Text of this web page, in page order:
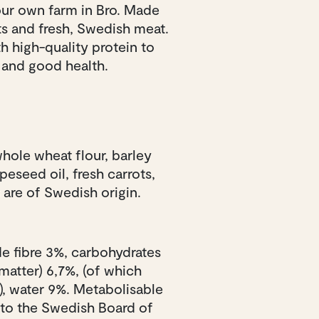
own farm in Bro. Made
and fresh, Swedish meat.
high-quality protein to
good health.
wheat flour, barley
oil, fresh carrots,
of Swedish origin.
fibre 3%, carbohydrates
6,7%, (of which
water 9%. Metabolisable
the Swedish Board of